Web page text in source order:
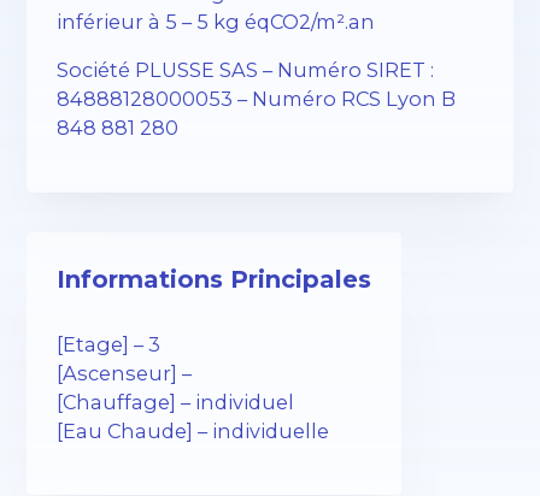
inférieur à 5 – 5 kg éqCO2/m².an
Société PLUSSE SAS – Numéro SIRET :
84888128000053 – Numéro RCS Lyon B
848 881 280
Informations Principales
[Etage] – 3
[Ascenseur] –
[Chauffage] – individuel
[Eau Chaude] – individuelle